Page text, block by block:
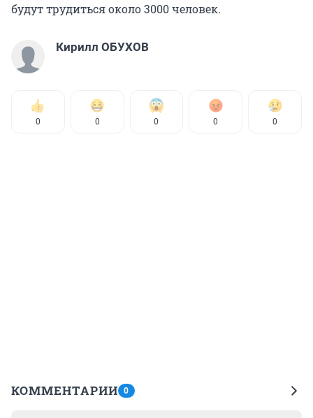
будут трудиться около 3000 человек.
Кирилл ОБУХОВ
0 0 0 0 0
КОММЕНТАРИИ 0